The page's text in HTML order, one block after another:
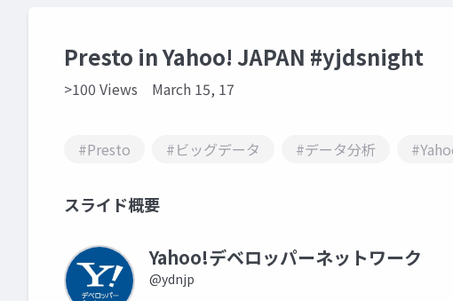
Presto in Yahoo! JAPAN #yjdsnight
>100 Views March 15, 17
#Presto #ビッグデータ #データ分析
スライド概要
Yahoo!デベロッパーネットワーク
@ydnjp